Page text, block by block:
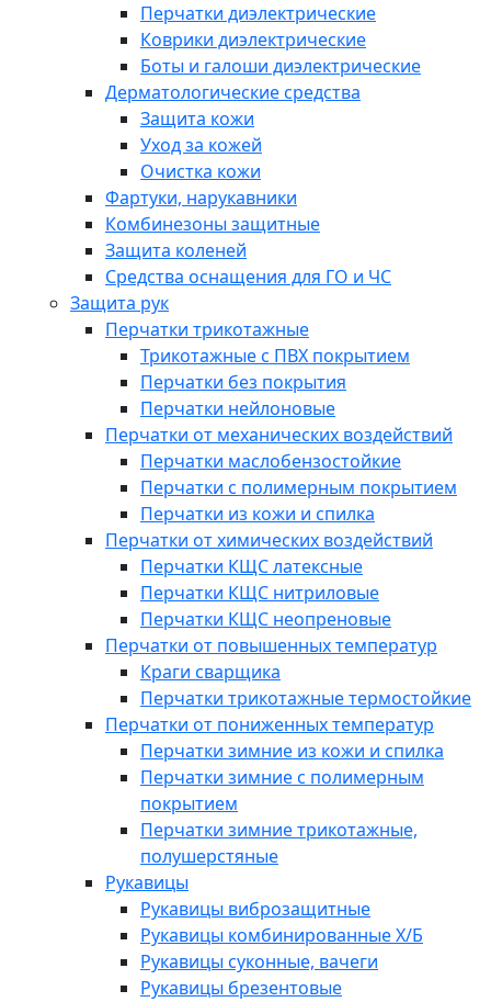
Перчатки диэлектрические
Коврики диэлектрические
Боты и галоши диэлектрические
Дерматологические средства
Защита кожи
Уход за кожей
Очистка кожи
Фартуки, нарукавники
Комбинезоны защитные
Защита коленей
Средства оснащения для ГО и ЧС
Защита рук
Перчатки трикотажные
Трикотажные с ПВХ покрытием
Перчатки без покрытия
Перчатки нейлоновые
Перчатки от механических воздействий
Перчатки маслобензостойкие
Перчатки с полимерным покрытием
Перчатки из кожи и спилка
Перчатки от химических воздействий
Перчатки КЩС латексные
Перчатки КЩС нитриловые
Перчатки КЩС неопреновые
Перчатки от повышенных температур
Краги сварщика
Перчатки трикотажные термостойкие
Перчатки от пониженных температур
Перчатки зимние из кожи и спилка
Перчатки зимние с полимерным
покрытием
Перчатки зимние трикотажные,
полушерстяные
Рукавицы
Рукавицы виброзащитные
Рукавицы комбинированные Х/Б
Рукавицы суконные, вачеги
Рукавицы брезентовые